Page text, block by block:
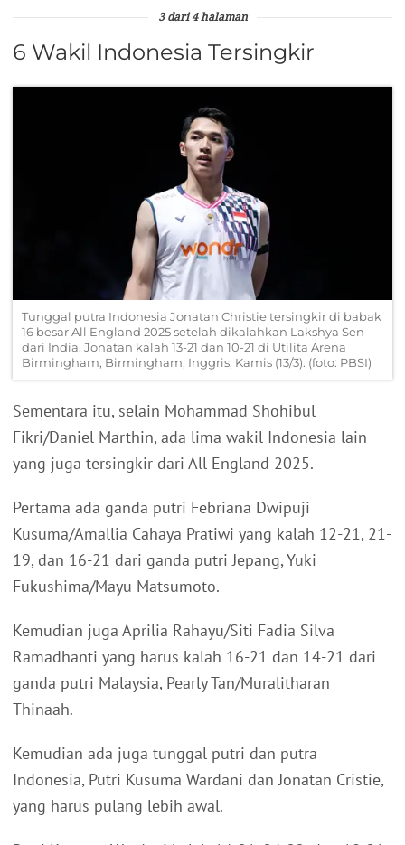
3 dari 4 halaman
6 Wakil Indonesia Tersingkir
Tunggal putra Indonesia Jonatan Christie tersingkir di babak
16 besar All England 2025 setelah dikalahkan Lakshya Sen
dari India. Jonatan kalah 13-21 dan 10-21 di Utilita Arena
Birmingham, Birmingham, Inggris, Kamis (13/3). (foto: PBSI)
Sementara itu, selain Mohammad Shohibul
Fikri/Daniel Marthin, ada lima wakil Indonesia lain
yang juga tersingkir dari All England 2025.
Pertama ada ganda putri Febriana Dwipuji
Kusuma/Amallia Cahaya Pratiwi yang kalah 12-21, 21-
19, dan 16-21 dari ganda putri Jepang, Yuki
Fukushima/Mayu Matsumoto.
Kemudian juga Aprilia Rahayu/Siti Fadia Silva
Ramadhanti yang harus kalah 16-21 dan 14-21 dari
ganda putri Malaysia, Pearly Tan/Muralitharan
Thinaah.
Kemudian ada juga tunggal putri dan putra
Indonesia, Putri Kusuma Wardani dan Jonatan Cristie,
yang harus pulang lebih awal.